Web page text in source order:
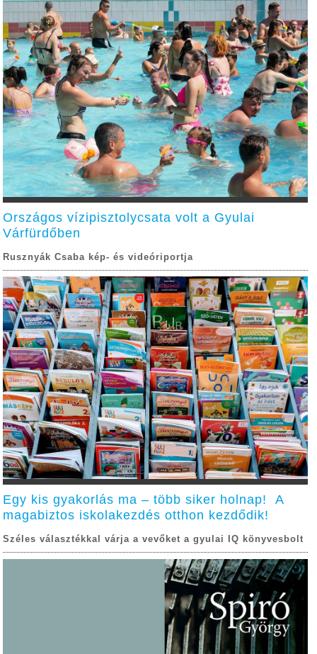
Országos vízipisztolycsata volt a Gyulai
Várfürdőben
Rusznyák Csaba kép- és videóriportja
Egy kis gyakorlás ma – több siker holnap! A
magabiztos iskolakezdés otthon kezdődik!
Széles választékkal várja a vevőket a gyulai IQ könyvesbolt